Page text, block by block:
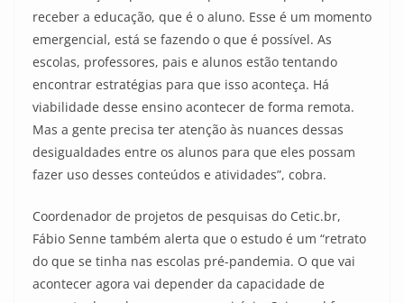
receber a educação, que é o aluno. Esse é um momento
emergencial, está se fazendo o que é possível. As
escolas, professores, pais e alunos estão tentando
encontrar estratégias para que isso aconteça. Há
viabilidade desse ensino acontecer de forma remota.
Mas a gente precisa ter atenção às nuances dessas
desigualdades entre os alunos para que eles possam
fazer uso desses conteúdos e atividades”, cobra.
Coordenador de projetos de pesquisas do Cetic.br,
Fábio Senne também alerta que o estudo é um “retrato
do que se tinha nas escolas pré-pandemia. O que vai
acontecer agora vai depender da capacidade de